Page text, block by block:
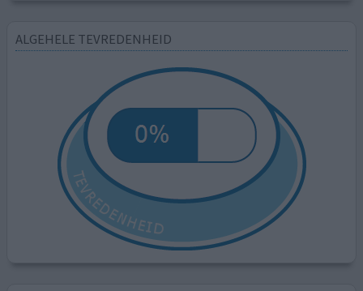
ALGEHELE TEVREDENHEID